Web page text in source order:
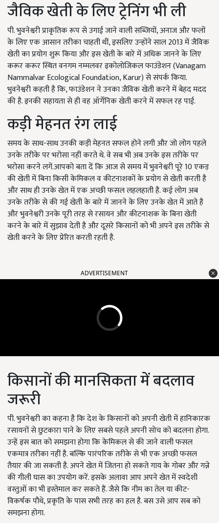
जैविक खेती के लिए ट्रेनिंग भी ली
पी. भुवनेश्वरी प्राकृतिक रूप से उगाई जाने वाली सब्जियों, अनाज और फलों
के लिए एक आसान तरीका चाहती थीं, इसलिए उन्होंने साल 2013 में जैविक
खेती का प्रयोग शुरू किया और इस खेती के बारे में अधिक जानने के लिए
करूर करूर स्थित वनगम नम्मलवर इकोलोजिकल फाउंडेशन (Vanagam
Nammalvar Ecological Foundation, Karur) से संपर्क किया.
भुवनेश्वरी कहती है कि, फाउंडेशन ने उनका जैविक खेती करने में बेहद मदद
की है. इनकी सहायता से ही वह ऑर्गेनिक खेती करने में सफल रह पाई.
कड़ी मेहनत रंग लाई
समय के साथ-साथ उनकी कड़ी मेहनत सफल होने लगी और जो लोग पहले
उनके तरीके पर भरोसा नहीं करते थे. वे सब भी अब उनके इस तरीके पर
भरोसा करने लगें.आपको बता दें कि आज से समय में भुवनेश्वरी पूरे 10 एकड़
की खेती में बिना किसी केमिकल व कीटनाशकों के प्रयोग से खेती करती है
और साथ ही उनके खेत में एक अच्छी फसल लहलहाती है. कई लोग अब
उनके तरीके से की गई खेती के बारे में जानने के लिए उनके खेत में आते है
और भुवनेश्वरी उनके पूरी तरह से रसायन और कीटनाशक के बिना खेती
करने के बारे में सुझाव देती है और दूसरे किसानों को भी अपने इस तरीके से
खेती करने के लिए प्रेरित करती रहती है.
ADVERTISEMENT
किसानों की मानसिकता में बदलाव
जरूरी
पी. भुवनेश्वरी का कहना है कि देश के किसानों को अपनी खेती में हानिकारक
रसायनों से छुटकारा पाने के लिए सबसे पहले अपनी सोच को बदलना होगा.
उन्हें इस बात को समझना होगा कि केमिकल से की जाने वाली फसल
एकमात्र तरीका नहीं है. बल्कि पारंपरिक तरीके से भी एक अच्छी फसल
तैयार की जा सकती है. अपने खेत में जितना हो सकते गाय के गोबर और गन्ने
की गीली घास का उपयोग करें. इसके अलावा आप अपने खेत में स्वदेशी
वस्तुओं का भी इस्तेमाल कर सकते हैं. जैसे कि नीम का तेल या कीट-
विकर्षक पौधे, प्रकृति के पास सभी तरह का हल है. बस उसे आप सब को
समझना होगा.